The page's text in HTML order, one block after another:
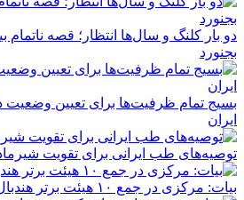
دو بار کلنگ و سال‌ها انتظار؛ قصه ناتمام
بجنورد
ایران
توصیه‌های طب ایرانی برای تقویت
بیات: مرکزی در جمع ۱۰ هیئت برتر هندبال کشور قرار گرفت